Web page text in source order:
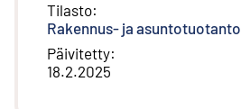
Tilasto:
Rakennus- ja asuntotuotanto
Päivitetty:
18.2.2025